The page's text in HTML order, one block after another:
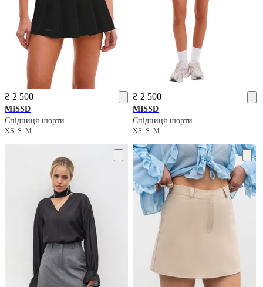
₴ 2 500
MISSD
Спідниця-шорти
XS S M
₴ 2 500
MISSD
Спідниця-шорти
XSSM